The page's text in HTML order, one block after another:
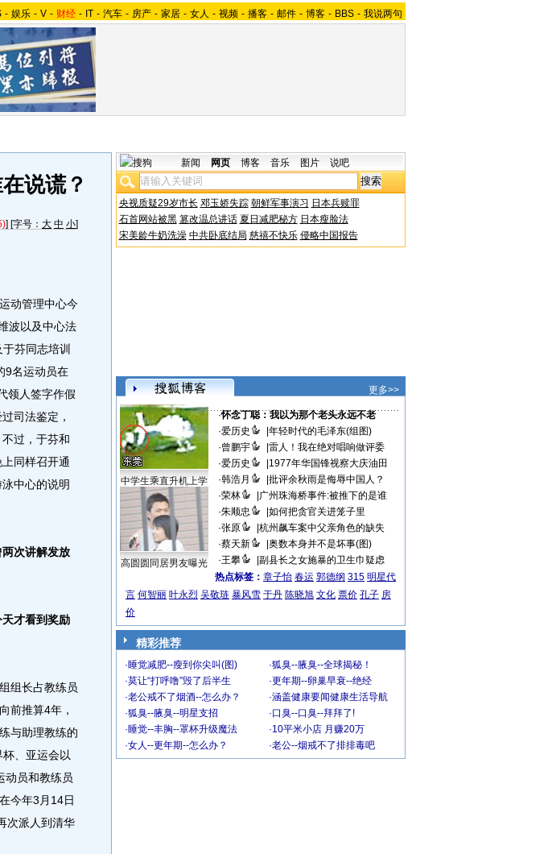
- 娱乐 - V - 财经 - IT - 汽车 - 房产 - 家居 - 女人 - 视频 - 播客 - 邮件 - 博客 - BBS - 我说两句
说谎？
] [字号： 大 中 小]
动管理中心今
波以及中心法
芬同志培训
9名运动员在
领人签字作假
司法鉴定，
过，于芬和
同样召开通
中心的说明
次讲解发放
才看到奖励
组长占教练员
前推算4年，
与助理教练的
、亚运会以
动员和教练员
今年3月14日
次派人到清华
新闻 网页 博客 音乐 图片 说吧
央视质疑29岁市长 邓玉娇失踪 朝鲜军事演习 日本兵赎罪
石首网站被黑 篡改温总讲话 夏日减肥秘方 日本瘦脸法
宋美龄牛奶洗澡 中共卧底结局 慈禧不快乐 侵略中国报告
更多>>
中学生乘直升机上学
高圆圆同居男友曝光
·怀念丁聪：我以为那个老头永远不老
·爱历史
年轻时代的毛泽东(组图)
·曾鹏宇
雷人！我在绝对唱响做评委
·爱历史
1977年华国锋视察大庆油田
·韩浩月
批评余秋雨是侮辱中国人？
·荣林
广州珠海桥事件:被推下的是谁
·朱顺忠
如何把贪官关进笼子里
·张原
杭州飙车案中父亲角色的缺失
·蔡天新
奥数本身并不是坏事(图)
·王攀
副县长之女施暴的卫生巾疑虑
热点标签： 章子怡 春运 郭德纲 315 明星代
言 何智丽 叶永烈 吴敬琏 暴风雪 于丹 陈晓旭 文化 票价 孔子 房
价
精彩推荐
·睡觉减肥--瘦到你尖叫(图) ·狐臭--腋臭--全球揭秘！
·莫让“打呼噜”毁了后半生 ·更年期--卵巢早衰--绝经
·老公戒不了烟酒--怎么办？ ·涵盖健康要闻健康生活导航
·狐臭--腋臭--明星支招 ·口臭--口臭--拜拜了!
·睡觉--丰胸--罩杯升级魔法 ·10平米小店 月赚20万
·女人--更年期--怎么办？ ·老公--烟戒不了排排毒吧